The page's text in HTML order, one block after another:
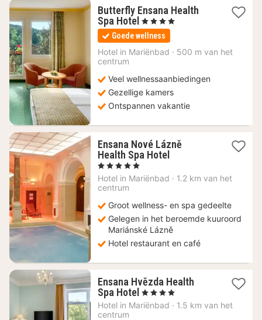
Butterfly Ensana Health
Spa Hotel 1
nacht
vanaf
155,05
, 4 Sterren
Goede wellness
Hotel in Mariënbad · 500 m van het
centrum
Veel wellnessaanbiedingen
Gezellige kamers
Ontspannen vakantie
Ensana Nové Lázně
Health Spa Hotel1
vanaf
, 5 Sterren
Hotel in Mariënbad · 1.2 km van het
centrum
Groot wellness- en spa gedeelte
Gelegen in het beroemde kuuroord
Mariánské Lázně
Hotel restaurant en café
Ensana Hvězda Health
Spa Hotel 1
nacht
, 4 Sterren
Hotel in Mariënbad · 1.5 km van het
centrum